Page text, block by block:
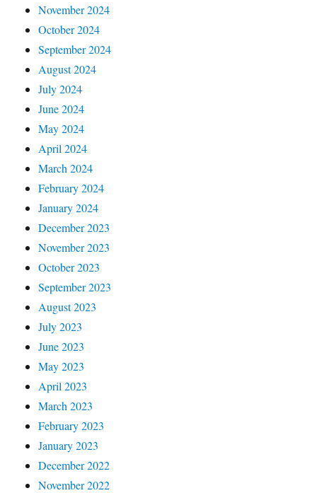
November 2024
October 2024
September 2024
August 2024
July 2024
June 2024
May 2024
April 2024
March 2024
February 2024
January 2024
December 2023
November 2023
October 2023
September 2023
August 2023
July 2023
June 2023
May 2023
April 2023
March 2023
February 2023
January 2023
December 2022
November 2022